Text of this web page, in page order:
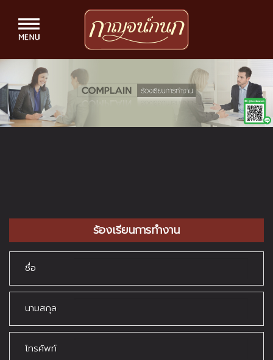
ร้องเรียนการทำงาน
ชื่อ
นามสกุล
โทรศัพท์